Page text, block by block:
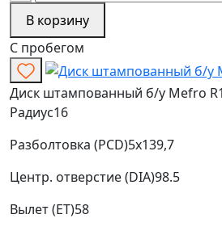
В корзину
С пробегом
Диск штампованный б/у Mefro
Радиус16
Разболтовка (PCD)5x139,7
Центр. отверстие (DIA)98.5
Вылет (ET)58